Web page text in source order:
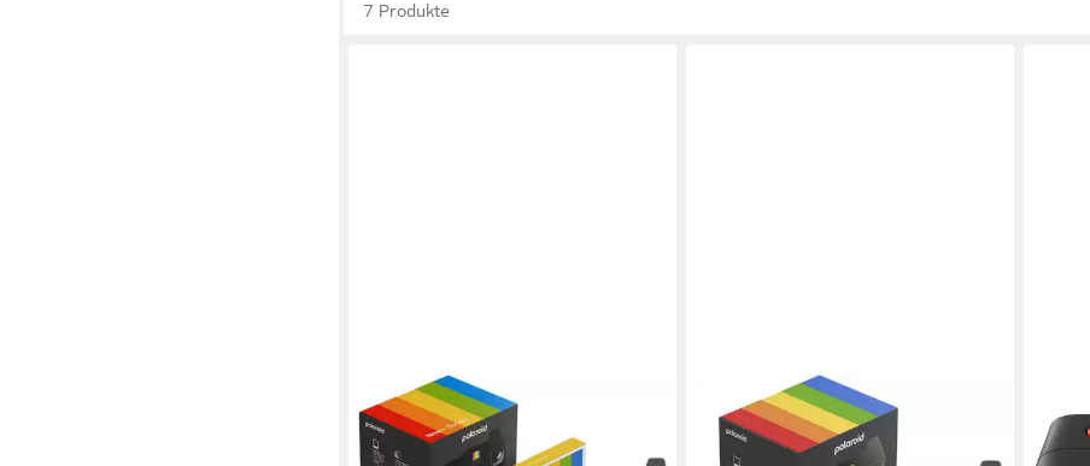
7 Produkte